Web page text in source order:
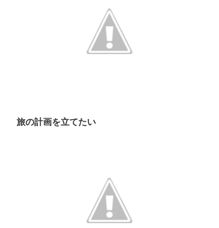
旅の計画を立てたい